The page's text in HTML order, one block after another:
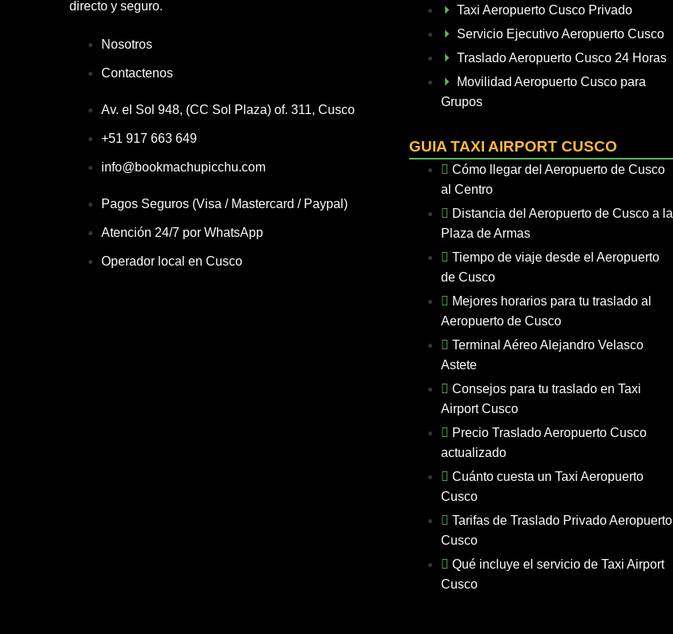
directo y seguro.
Nosotros
Contactenos
Av. el Sol 948, (CC Sol Plaza) of. 311, Cusco
+51 917 663 649
info@bookmachupicchu.com
Pagos Seguros (Visa / Mastercard / Paypal)
Atención 24/7 por WhatsApp
Operador local en Cusco
Taxi Aeropuerto Cusco Privado
Servicio Ejecutivo Aeropuerto Cusco
Traslado Aeropuerto Cusco 24 Horas
Movilidad Aeropuerto Cusco para
Grupos
GUIA TAXI AIRPORT CUSCO
Cómo llegar del Aeropuerto de Cusco
al Centro
Distancia del Aeropuerto de Cusco a la
Plaza de Armas
Tiempo de viaje desde el Aeropuerto
de Cusco
Mejores horarios para tu traslado al
Aeropuerto de Cusco
Terminal Aéreo Alejandro Velasco
Astete
Consejos para tu traslado en Taxi
Airport Cusco
Precio Traslado Aeropuerto Cusco
actualizado
Cuánto cuesta un Taxi Aeropuerto
Cusco
Tarifas de Traslado Privado Aeropuerto
Cusco
Qué incluye el servicio de Taxi Airport
Cusco